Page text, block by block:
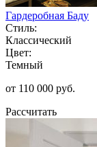
Гардеробная Баду
Стиль:
Классический
Цвет:
Темный
от 110 000 руб.
Рассчитать